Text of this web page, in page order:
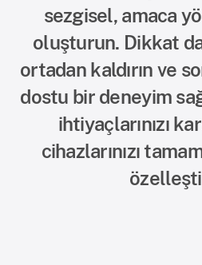
sezgisel, amaca
oluşturun. Dikkat
ortadan kaldırın ve
dostu bir deneyim
ihtiyaçlarınızı
cihazlarınızı